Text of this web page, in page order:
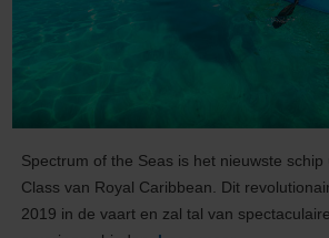
Spectrum of the Seas is het nieuwste
Class van Royal Caribbean. Dit
2019 in de vaart en zal tal van